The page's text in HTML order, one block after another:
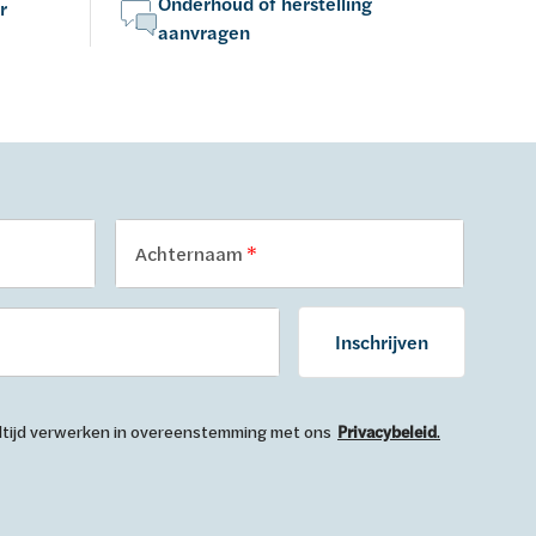
aanvragen
Achternaam
Inschrijven
verwerken in overeenstemming met ons Privacybeleid.